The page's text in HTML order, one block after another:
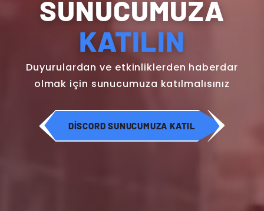
SUNUCUMUZA
KATILIN
Duyurulardan ve etkinliklerden haberdar
olmak için sunucumuza katılmalısınız
DISCORD SUNUCUMUZA KATIL